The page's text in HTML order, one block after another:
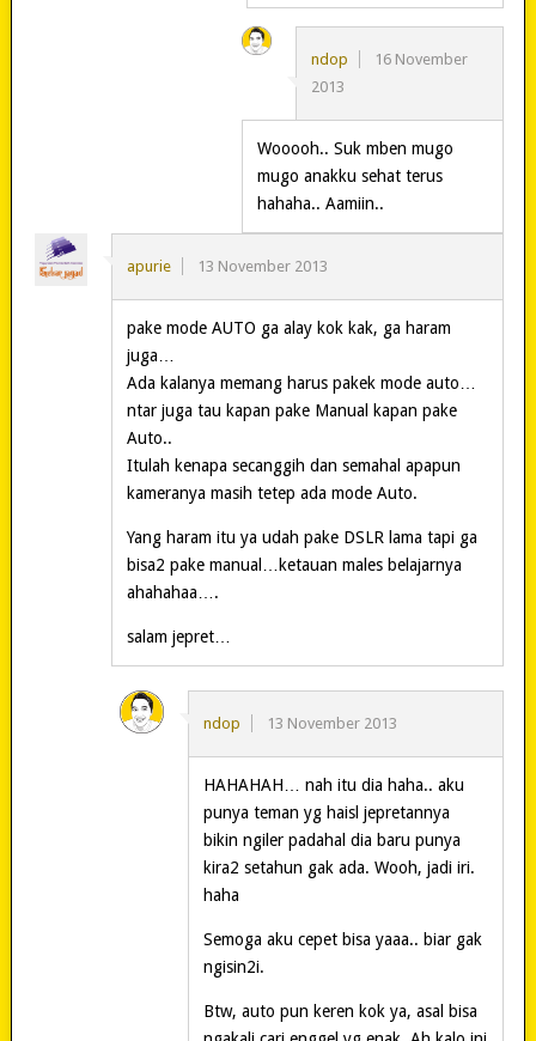
ndop
16 November
2013
Wooooh.. Suk mben mugo
mugo anakku sehat terus
hahaha.. Aamiin..
apurie 13 November 2013
pake mode AUTO ga alay kok kak, ga haram
juga…
Ada kalanya memang harus pakek mode auto…
ntar juga tau kapan pake Manual kapan pake
Auto..
Itulah kenapa secanggih dan semahal apapun
kameranya masih tetep ada mode Auto.
Yang haram itu ya udah pake DSLR lama tapi ga
bisa2 pake manual…ketauan males belajarnya
ahahahaa….
salam jepret…
ndop 13 November 2013
HAHAHAH… nah itu dia haha.. aku
punya teman yg haisl jepretannya
bikin ngiler padahal dia baru punya
kira2 setahun gak ada. Wooh, jadi iri.
haha
Semoga aku cepet bisa yaaa.. biar gak
ngisin2i.
Btw, auto pun keren kok ya, asal bisa